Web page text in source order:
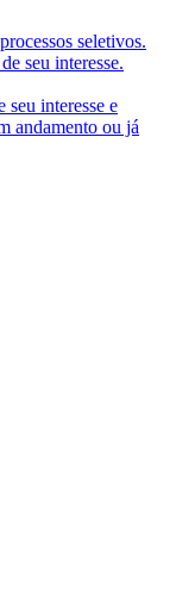
seletivos.
seu interesse.
seu interesse e
andamento ou já